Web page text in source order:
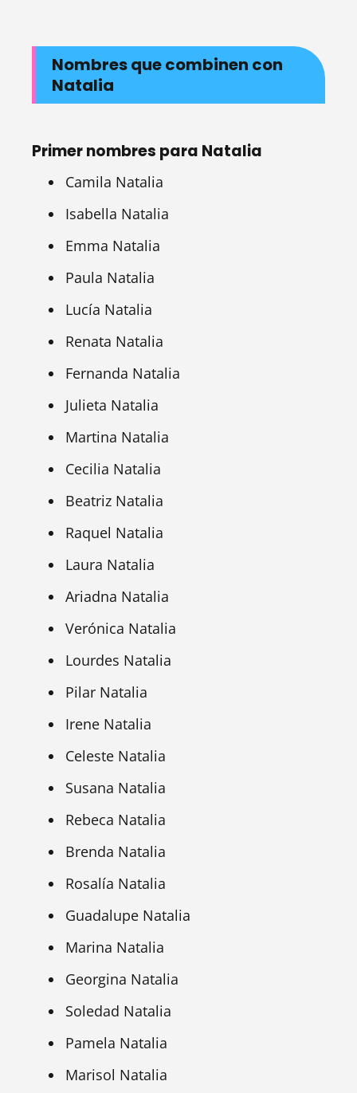
Nombres que combinen con
Natalia
Primer nombres para Natalia
Camila Natalia
Isabella Natalia
Emma Natalia
Paula Natalia
Lucía Natalia
Renata Natalia
Fernanda Natalia
Julieta Natalia
Martina Natalia
Cecilia Natalia
Beatriz Natalia
Raquel Natalia
Laura Natalia
Ariadna Natalia
Verónica Natalia
Lourdes Natalia
Pilar Natalia
Irene Natalia
Celeste Natalia
Susana Natalia
Rebeca Natalia
Brenda Natalia
Rosalía Natalia
Guadalupe Natalia
Marina Natalia
Georgina Natalia
Soledad Natalia
Pamela Natalia
Marisol Natalia